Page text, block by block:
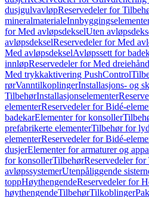
dusjgulvavløpReservedeler for
mineralmateriale
for Med avløpsdekselUten
avløpsdekselReservedeler for Med
Med avløpsdekselAvløpssett for
innløpReservedeler for Med
Med trykkaktivering PushControl
rørVanntilkoplingerInstallasjons- og
TilbehørInstallasjonselementer
elementerReservedeler for Bidé-
badekarElementer for konsoller
prefabrikerte elementerTilbehør for
elementerReservedeler for Bidé-
dusjerElementer for armaturer og
for konsollerTilbehørReservedeler
avløpssystemerUtenpåliggende
toppHøythengendeReservedeler for
høythengendeTilbehørTilkoblinger